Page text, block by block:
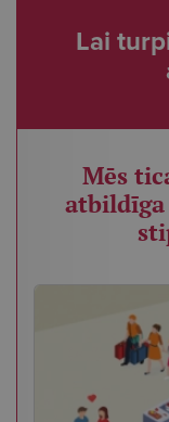
Lai
Mēs